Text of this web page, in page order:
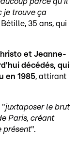
je trouve ça
35 ans, qui
et Jeanne-
décédés, qui
en 1985, attirant
"juxtaposer le brut
Paris, créant
présent".